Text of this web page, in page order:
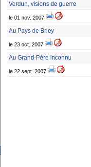
Verdun, visions de guerre
le 01 nov. 2007
Au Pays de Briey
le 23 oct. 2007
Au Grand-Père Inconnu
le 22 sept. 2007